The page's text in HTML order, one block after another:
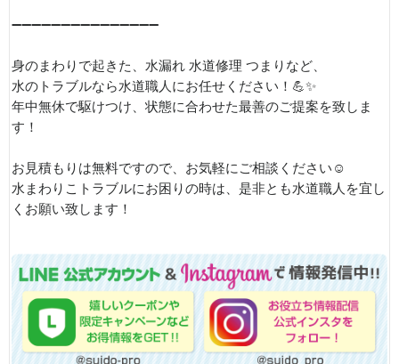
➖➖➖➖➖➖➖➖➖➖➖➖➖➖➖
身のまわりで起きた、水漏れ 水道修理 つまりなど、
水のトラブルなら水道職人にお任せください！💪✨
年中無休で駆けつけ、状態に合わせた最善のご提案を致しま
す！
お見積もりは無料ですので、お気軽にご相談ください☺️
水まわりこトラブルにお困りの時は、是非とも水道職人を宜し
くお願い致します！